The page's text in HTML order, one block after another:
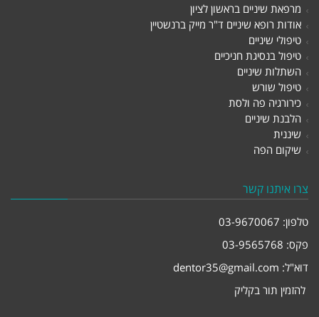
מרפאת שיניים בראשון לציון
אודות רופא שיניים ד"ר מייק ברנשטיין
טיפולי שיניים
טיפול בנסיגת חניכיים
השתלות שיניים
טיפול שורש
כירורגיה פה ולסת
הלבנת שיניים
שיננית
שיקום הפה
צרו איתנו קשר
טלפון: 03-9670067
פקס: 03-9565768
דוא"ל: dentor35@gmail.com
להזמין תור בקליק